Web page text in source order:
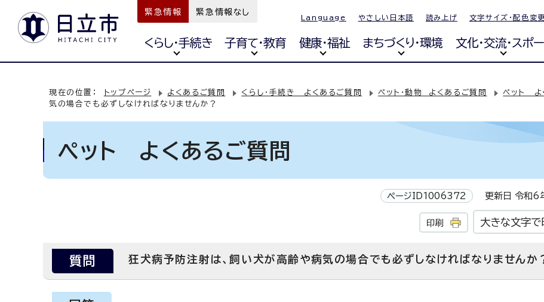
緊急情報 緊急情報なし
Language やさしい日本語 読み上げ 文字サイズ・配色変更
くらし・手続き 子育て・教育 健康・福祉 まちづくり・環境 文化・交流・スポ
現在の位置： トップページ よくあるご質問 くらし・手続き よくあるご質問 ペット・動物 よくあるご質問 ペット よ
気の場合でも必ずしなければなりませんか？
ペット よくあるご質問
ページID1006372 更新日 令和6
印刷 大きな文字で
質問 狂犬病予防注射は、飼い犬が高齢や病気の場合でも必ずしなければなりませんか